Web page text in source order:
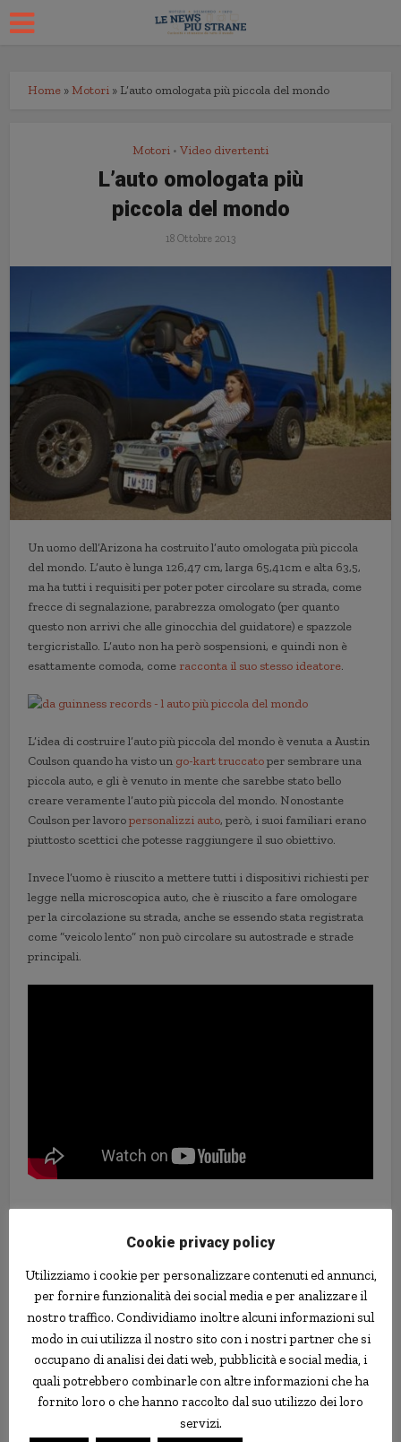
Home » Motori » L’auto omologata più piccola del mondo
Motori • Video divertenti
L’auto omologata più
piccola del mondo
18 Ottobre 2013
Un uomo dell’Arizona ha costruito l’auto omologata più piccola
del mondo. L’auto è lunga 126,47 cm, larga 65,41cm e alta 63,5,
ma ha tutti i requisiti per poter poter circolare su strada, come
frecce di segnalazione, parabrezza omologato (per quanto
questo non arrivi che alle ginocchia del guidatore) e spazzole
tergicristallo. L’auto non ha però sospensioni, e quindi non è
esattamente comoda, come racconta il suo stesso ideatore.
L’idea di costruire l’auto più piccola del mondo è venuta a Austin
Coulson quando ha visto un go-kart truccatoper sembrare una
piccola auto, e gli è venuto in mente che sarebbe stato bello
creare veramente l’auto più piccola del mondo. Nonostante
Coulson per lavoropersonalizzi auto, però, i suoi familiari erano
piuttosto scettici che potesse raggiungere il suo obiettivo.
Invece l’uomo è riuscito a mettere tutti i dispositivi richiesti per
legge nella microscopica auto, che è riuscito a fare omologare
per la circolazione su strada, anche se essendo stata registrata
come “veicolo lento” non può circolare su autostrade e strade
principali.
Il gatto più peloso del mondo
Cookie privacy policy
Utilizziamo i cookie per personalizzare contenuti ed annunci,
per fornire funzionalità dei social media e per analizzare il
nostro traffico. Condividiamo inoltre alcuni informazioni sul
modo in cui utilizza il nostro sito con i nostri partner che si
occupano di analisi dei dati web, pubblicità e social media, i
quali potrebbero combinarle con altre informazioni che ha
fornito loro o che hanno raccolto dal suo utilizzo dei loro
servizi.